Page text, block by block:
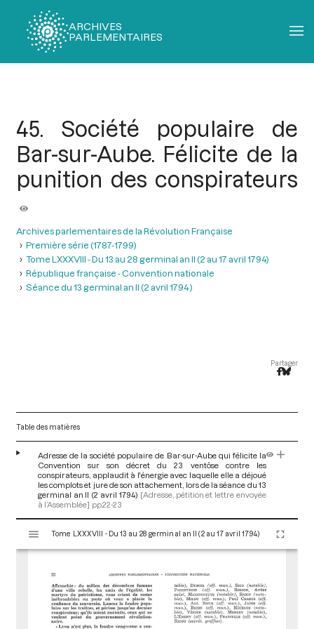
ARCHIVES
PARLEMENTAIRES
45. Société populaire de
Bar-sur-Aube. Félicite de la
punition des conspirateurs
Archives parlementaires de la Révolution Française
Première série (1787-1799)
Tome LXXXVIII - Du 13 au 28 germinal an II (2 au 17 avril 1794)
République française - Convention nationale
Séance du 13 germinal an II (2 avril 1794 )
Partager
Table des matières
Adresse de la société populaire de Bar-sur-Aube qui félicite la
Convention sur son décret du 23 ventôse contre les
conspirateurs, applaudit à l'énergie avec laquelle elle a déjoué
les complots et jure de son attachement, lors de la séance du 13
germinal an II (2 avril 1794) [Adresse, pétition et lettre envoyée
à l’Assemblée] pp.22-23
s
Tome LXXXVIII - Du 13 au 28 germinal an II (2 au 17 avril 1794)